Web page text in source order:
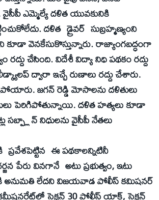
ఎమ్మెల్యే దళిత యువకునికి
దళిత డ్రైవర్‌ సుబ్రహ్మణ్యంని
వెనకేసుకొస్తున్నారు. రాజ్యాంగబద్ధంగా
రద్దు చేసింది. విదేశీ విద్యా నిధి పథకం రద్దు
ద్వారా ఇచ్చే రుణాలు రద్దు చేశారు.
జగన్‌ రెడ్డి మోసాలను దళితులు
పెరిగిపోతున్నాయి. దళిత హత్యలు కూడా
న్‌ నిధులను వైసీపీ నేతలు
ఈ పథకాలన్నిటినీ
పేరు వినగానే అటు ప్రభుత్వం, ఇటు
అనుమతి లేదని విజయవాడ పోలీస్‌ కమిషనర్‌
సెక్షన్‌ 30 పోలీస్‌ యాక్ట్‌, సెక్షన్‌